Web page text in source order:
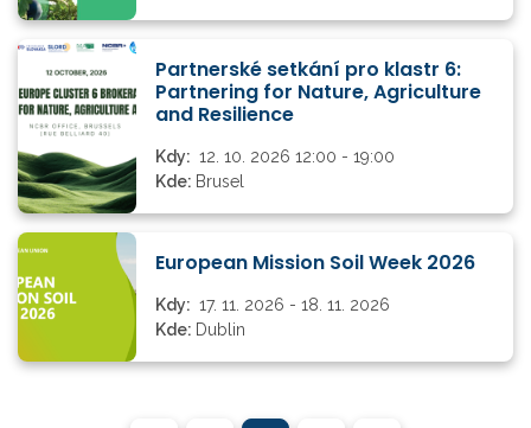
Partnerské setkání pro klastr 6:
Partnering for Nature, Agriculture
and Resilience
Kdy: 12. 10. 2026 12:00 - 19:00
Kde: Brusel
European Mission Soil Week 2026
Kdy: 17. 11. 2026 - 18. 11. 2026
Kde: Dublin